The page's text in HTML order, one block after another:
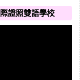
證照雙語學校